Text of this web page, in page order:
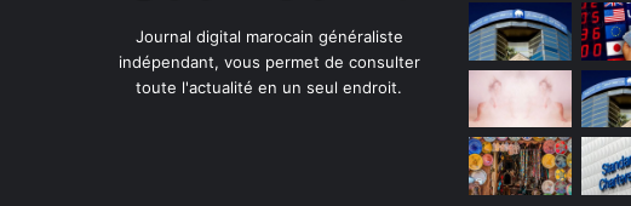
Journal digital marocain généraliste
indépendant, vous permet de consulter
toute l'actualité en un seul endroit.